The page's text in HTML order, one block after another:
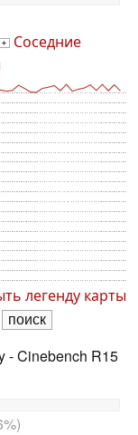
+ Соседние
легенду карты
- Cinebench R15